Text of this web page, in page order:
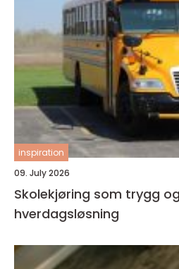
inspiration
09. July 2026
Skolekjøring som trygg
hverdagsløsning